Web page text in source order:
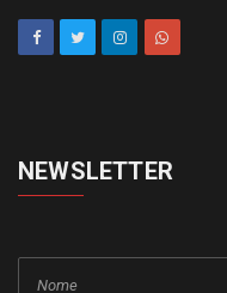
NEWSLETTER